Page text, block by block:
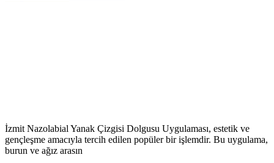
İzmit Nazolabial Yanak Çizgisi Dolgusu Uygulaması, estetik ve
gençleşme amacıyla tercih edilen popüler bir işlemdir. Bu uygulama,
burun ve ağız arasın